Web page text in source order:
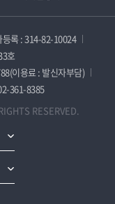
등록 : 314-82-10024
호
이용료 : 발신자부담)
361-8385
RESERVED.